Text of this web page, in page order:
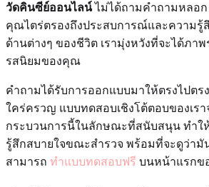
วัดคินซีย์ออนไลน์ไม่ได้ถามคำถามหลอก
คุณไตร่ตรองถึงประสบการณ์และความ
ด้านต่างๆ ของชีวิต เรามุ่งหวังที่จะได้ภา
รสนิยมของคุณ
คำถามได้รับการออกแบบมาให้ตรงไปตร
ใคร่ครวญ แบบทดสอบเชิงโต้ตอบของเร
กระบวนการนี้ในลักษณะที่สนับสนุน ทำใ
รู้สึกสบายใจขณะสำรวจ พร้อมที่จะดูว่ามั
สามารถ ทำแบบทดสอบฟรี บนหน้าแรกขอ